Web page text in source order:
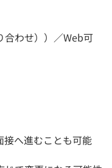
合わせ））／Web可
接へ進むことも可能